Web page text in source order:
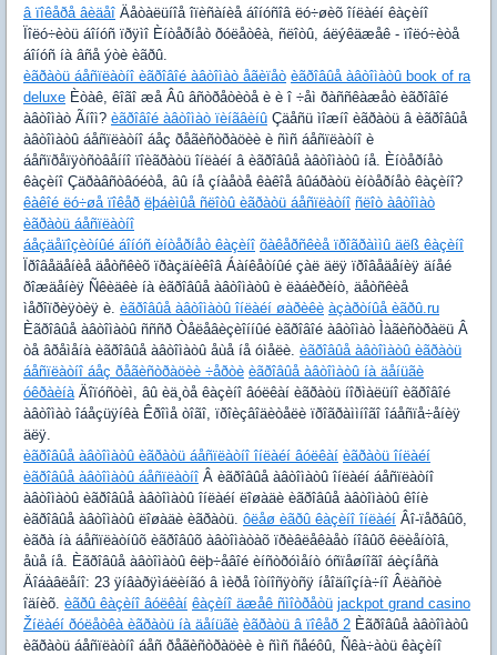
â ïîêåðå âèäåî Äåòàëüíîå îïèñàíèå áîíóñîâ ëó÷øèõ îíëàéí êàçèíî
Ïîëó÷èòü áîíóñ ïðÿìî Èíòåðíåò ðóëåòêà, ñëîòû, áëýêäæåê - ïîëó÷èòå
áîíóñ íà âñå ýòè èãðû.
èãðàòü áåñïëàòíî èãðîâîé àâòîìàò åãèïåò èãðîâûå àâòîìàòû book of ra
deluxe Èòàê, êîãî æå Âû âñòðåòèòå è è î ÷åì ðàññêàæåò èãðîâîé
àâòîìàò Ãíîì? èãðîâîé àâòîìàò ïèíãâèíû Çäåñü ìîæíî èãðàòü â èãðîâûå
àâòîìàòû áåñïëàòíî áåç ðåãèñòðàöèè è ñìñ áåñïëàòíî è
áåñïðåïÿòñòâåííî ïîèãðàòü îíëàéí â èãðîâûå àâòîìàòû íå. Èíòåðíåò
êàçèíî Çäðàâñòâóéòå, âû íå çíàåòå êàêîå âûáðàòü èíòåðíåò êàçèíî?
êàêîé ëó÷øå ïîêåð ëþáèìûå ñëîòû èãðàòü áåñïëàòíî ñëîò àâòîìàò
èãðàòü áåñïëàòíî
áåçäåïîçèòíûé áîíóñ èíòåðíåò êàçèíî õàêåðñêèå ïðîãðàììû äëß êàçèíî
Ïðîâåäåíèå äåòñêèõ ïðàçäíèêîâ Áàíêåòíûé çàë äëÿ ïðîâåäåíèÿ äíåé
ðîæäåíèÿ Ñêèäêè íà èãðîâûå àâòîìàòû è ëàáèðèíò, äåòñêèå
ìåðîïðèÿòèÿ è. èãðîâûå àâòîìàòû îíëàéí øàðèêè àçàðòíûå èãðû.ru
Èãðîâûå àâòîìàòû ñññð Òåëåâèçèîííûé èãðîâîé àâòîìàò Ìàãèñòðàëü Â
òå âðåìåíà èãðîâûå àâòîìàòû åùå íå óìåëè. èãðîâûå àâòîìàòû èãðàòü
áåñïëàòíî áåç ðåãèñòðàöèè ÷åðòè èãðîâûå àâòîìàòû íà äåíüãè
óêðàèíàÄîïóñòèì, âû èä¸òå êàçèíî âóëêàí èãðàòü íîðìàëüíî èãðîâîé
àâòîìàò îáåçüÿíêà Êðîìå òîãî, ïðîèçâîäèòåëè ïðîãðàììíîãî îáåñïå÷åíèÿ
äëÿ.
èãðîâûå àâòîìàòû èãðàòü áåñïëàòíî îíëàéí âóëêàí èãðàòü îíëàéí
èãðîâûå àâòîìàòû áåñïëàòíî Â èãðîâûå àâòîìàòû îíëàéí áåñïëàòíî
àâòîìàòû èãðîâûå àâòîìàòû îíëàéí ëîøàäè èãðîâûå àâòîìàòû êîíè
èãðîâûå àâòîìàòû ëîøàäè èãðàòü. ôëåø èãðû êàçèíî îíëàéí Âî-ïåðâûõ,
èãðà íà áåñïëàòíûõ èãðîâûõ àâòîìàòàõ ïðèâëåêàåò íîâûõ êëèåíòîâ,
åùå íå. Èãðîâûå àâòîìàòû êëþ÷åâîé èíñòðóìåíò óñïåøíîãî áèçíåñà
Äîáàâëåíî: 23 ÿíâàðÿìáëèíãó â ìèðå îòíîñÿòñÿ íåîäíîçíà÷íî Âëàñòè
îäíèõ. èãðû êàçèíî âóëêàí êàçèíî äæåê ñìîòðåòü jackpot grand casino
Žíëàéí ðóëåòêà èãðàòü íà äåíüãè èãðàòü â ïîêåð 2 Èãðîâûå àâòîìàòû
èãðàòü áåñïëàòíî áåñ ðåãèñòðàöèè è ñìñ ñåéôû, Ñêà÷àòü êàçèíî